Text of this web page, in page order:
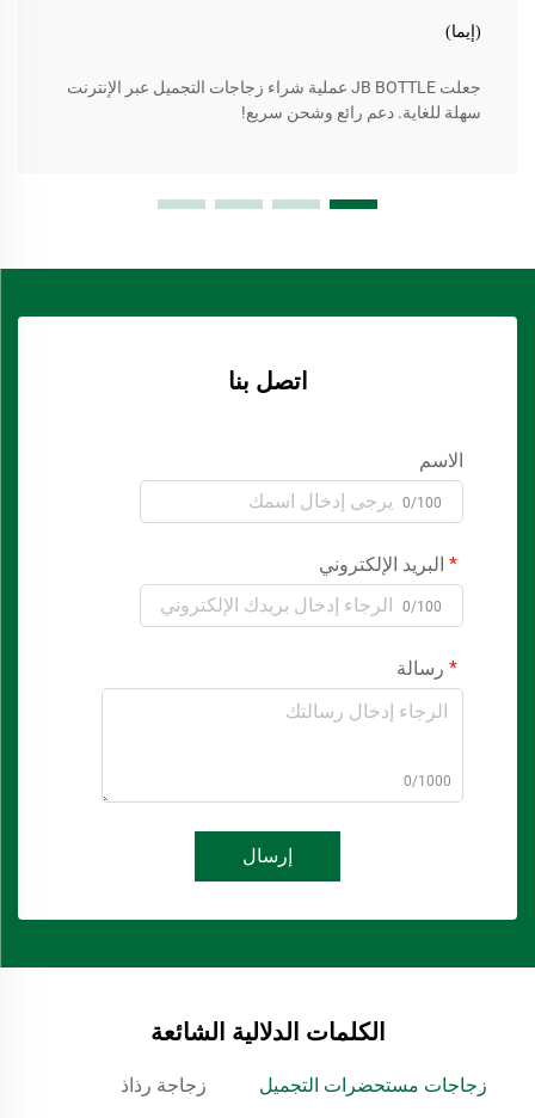
(إيما)
جعلت JB BOTTLE عملية شراء زجاجات التجميل عبر الإنترنت
سهلة للغاية. دعم رائع وشحن سريع!
اتصل بنا
الاسم
0/100
البريد الإلكتروني
0/100
رسالة
0/1000
إرسال
الكلمات الدلالية الشائعة
زجاجات مستحضرات التجميل زجاجة رذاذ